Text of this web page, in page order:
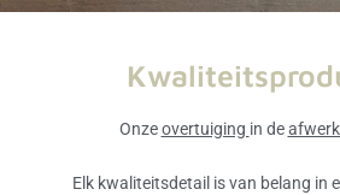
Onzeovertuiging in de
Elk kwaliteitsdetail is van belang in